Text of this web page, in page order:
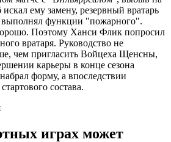
ему замену, резервный вратарь
функции "пожарного".
Поэтому Ханси Флик попросил
вратаря. Руководство не
чем пригласить Войцеха Щенсны,
карьеры в конце сезона
форму, а впоследствии
состава.
играх может